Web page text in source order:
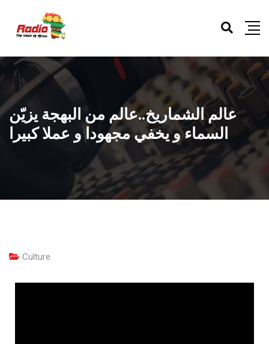
عالم الشماريخ..عالم من البهجة يزيّن
السماء و يخفي مجهودا و عملا كبيرا
Culture